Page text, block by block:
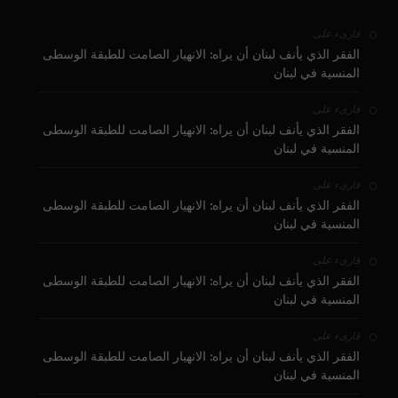
قارىء على
الفقر الذي يأنف لبنان أن يراه: الانهيار الصامت للطبقة الوسطى
المنسية في لبنان
قارىء على
الفقر الذي يأنف لبنان أن يراه: الانهيار الصامت للطبقة الوسطى
المنسية في لبنان
قارىء على
الفقر الذي يأنف لبنان أن يراه: الانهيار الصامت للطبقة الوسطى
المنسية في لبنان
قارىء على
الفقر الذي يأنف لبنان أن يراه: الانهيار الصامت للطبقة الوسطى
المنسية في لبنان
قارىء على
الفقر الذي يأنف لبنان أن يراه: الانهيار الصامت للطبقة الوسطى
المنسية في لبنان